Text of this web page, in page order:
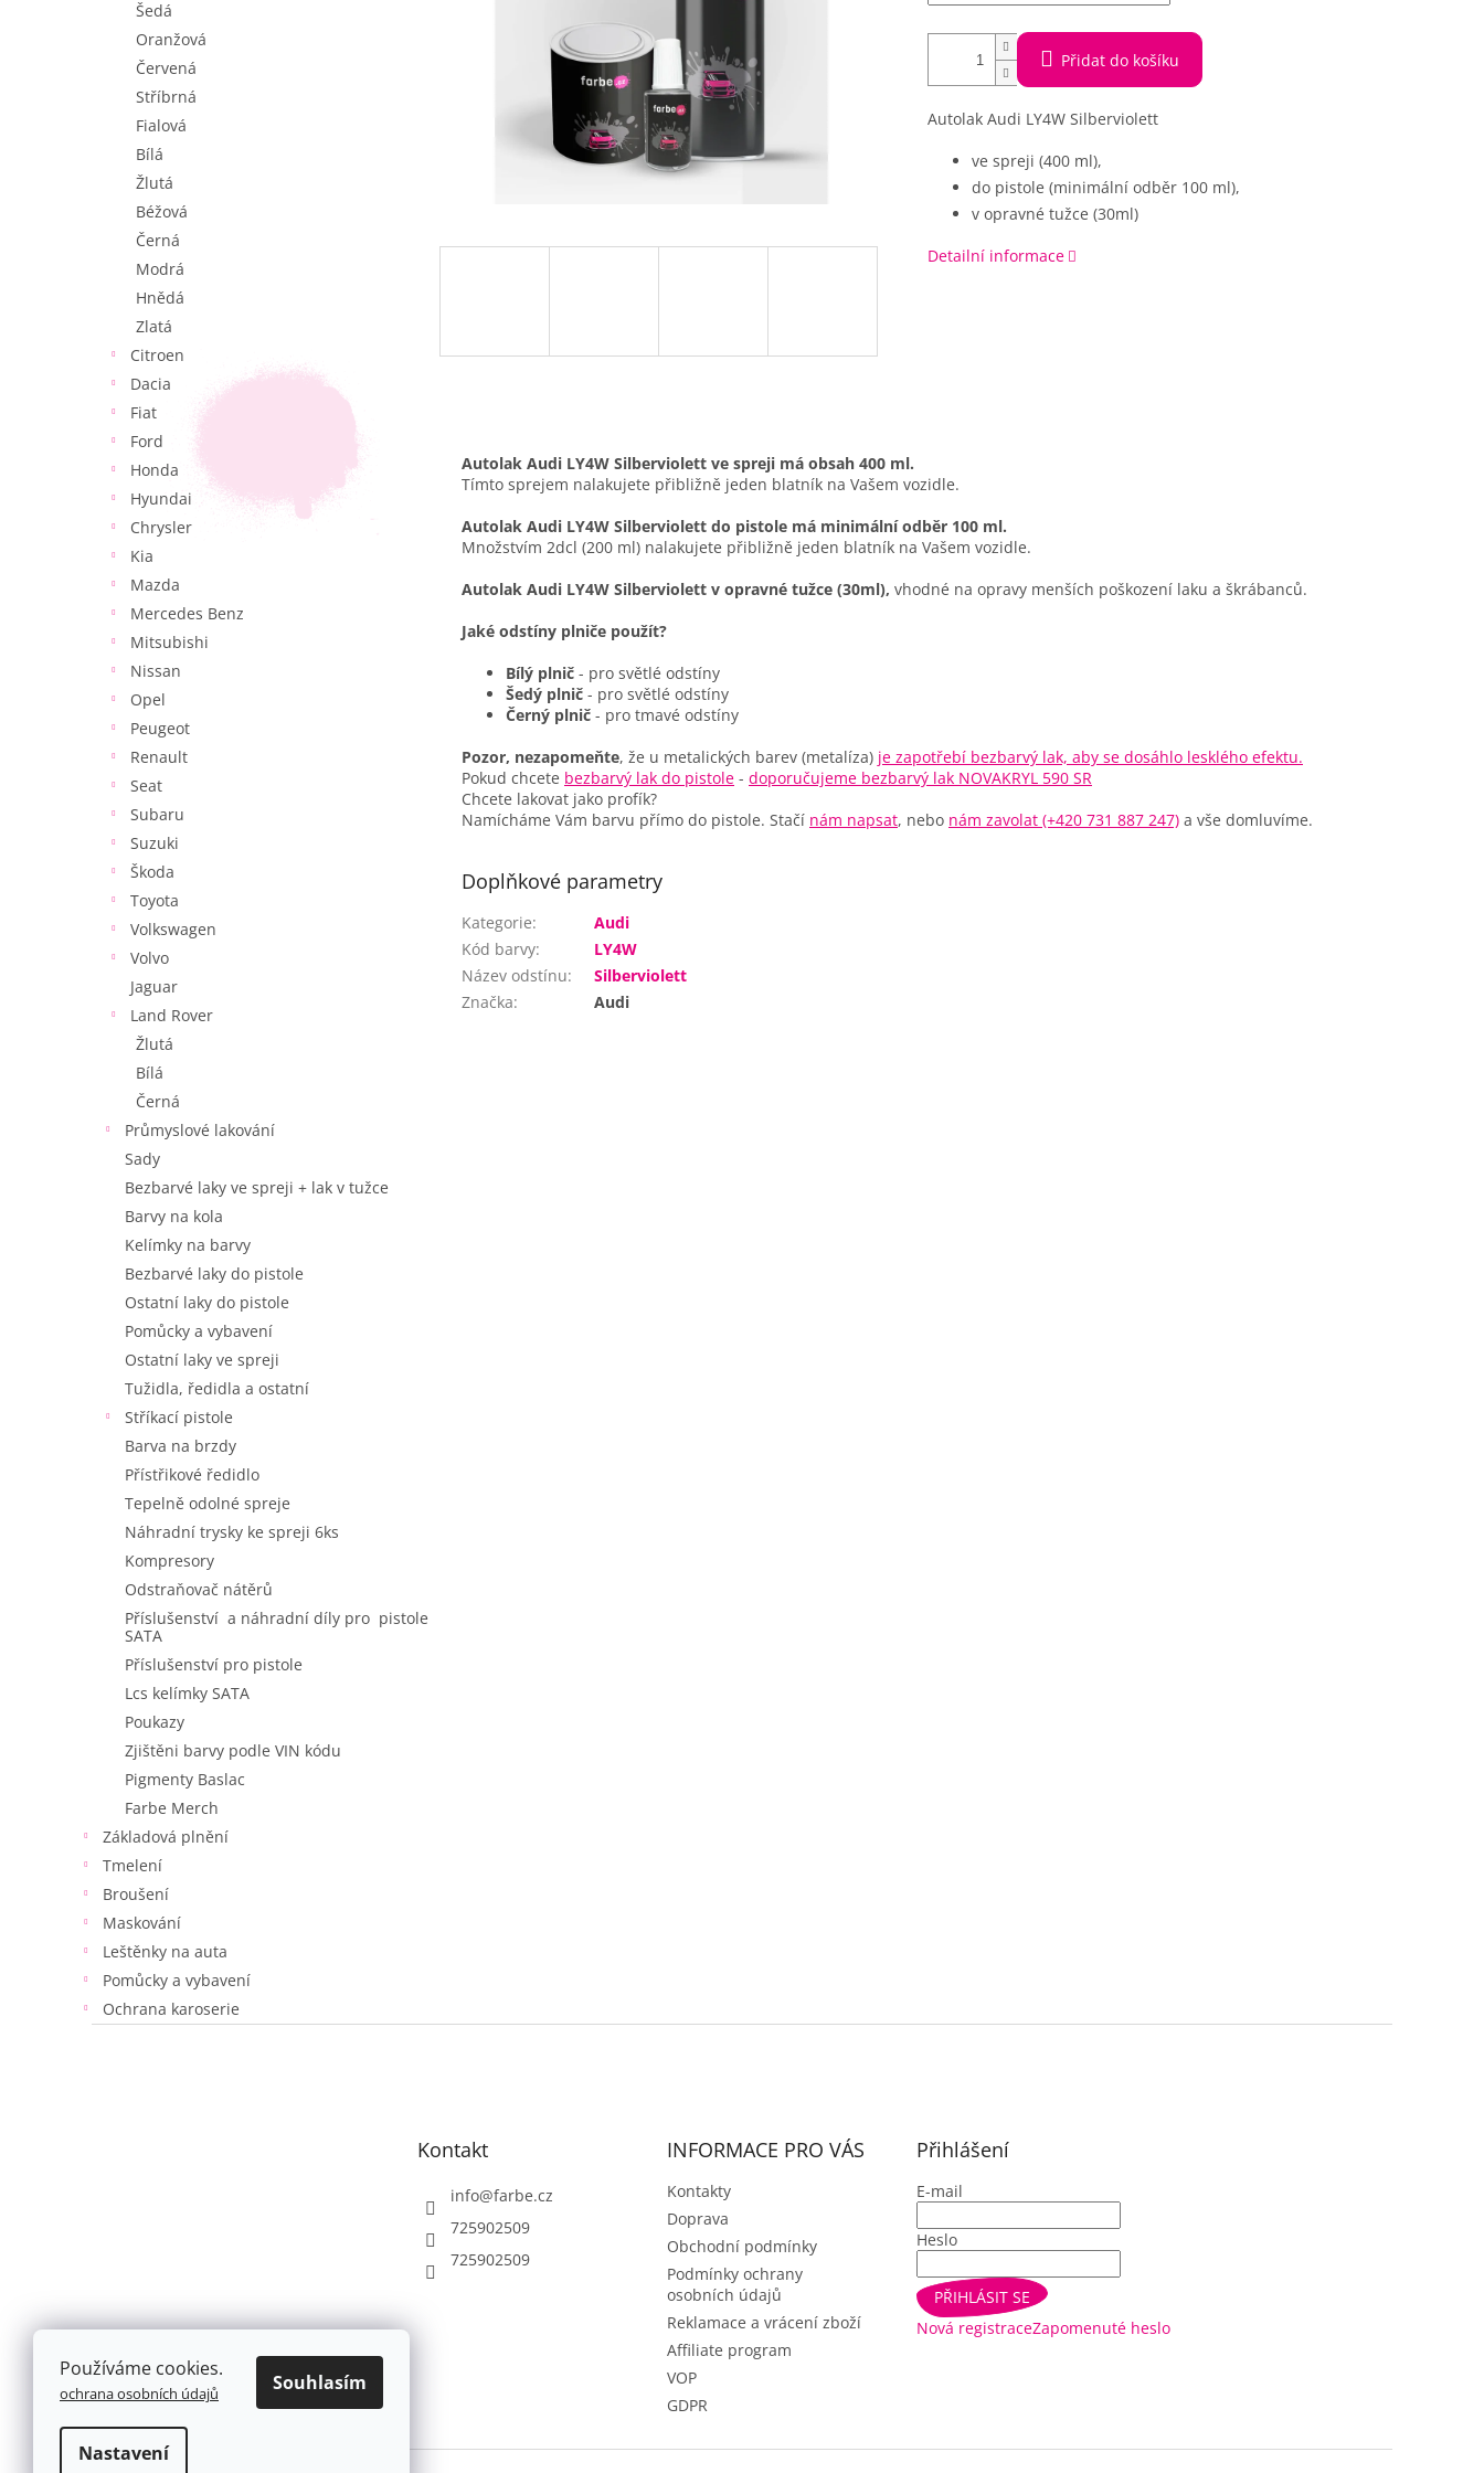
Používáme cookies.
ochrana osobních údajů
Nastavení
Souhlasím
Šedá
Oranžová
Červená
Stříbrná
Fialová
Bílá
Žlutá
Béžová
Černá
Modrá
Hnědá
Zlatá
Citroen
Dacia
Fiat
Ford
Honda
Hyundai
Chrysler
Kia
Mazda
Mercedes Benz
Mitsubishi
Nissan
Opel
Peugeot
Renault
Seat
Subaru
Suzuki
Škoda
Toyota
Volkswagen
Volvo
Jaguar
Land Rover
Žlutá
Bílá
Černá
Průmyslové lakování
Sady
Bezbarvé laky ve spreji + lak v tužce
Barvy na kola
Kelímky na barvy
Bezbarvé laky do pistole
Ostatní laky do pistole
Pomůcky a vybavení
Ostatní laky ve spreji
Tužidla, ředidla a ostatní
Stříkací pistole
Barva na brzdy
Přístřikové ředidlo
Tepelně odolné spreje
Náhradní trysky ke spreji 6ks
Kompresory
Odstraňovač nátěrů
Příslušenství a náhradní díly pro pistole
SATA
Příslušenství pro pistole
Lcs kelímky SATA
Poukazy
Zjištěni barvy podle VIN kódu
Pigmenty Baslac
Farbe Merch
Základová plnění
Tmelení
Broušení
Maskování
Leštěnky na auta
Pomůcky a vybavení
Ochrana karoserie
Přidat do košíku
Autolak Audi LY4W Silberviolett
ve spreji (400 ml),
do pistole (minimální odběr 100 ml),
v opravné tužce (30ml)
Detailní informace
Autolak Audi LY4W Silberviolett ve spreji má obsah 400 ml.
Tímto sprejem nalakujete přibližně jeden blatník na Vašem vozidle.
Autolak Audi LY4W Silberviolett do pistole má minimální odběr 100 ml.
Množstvím 2dcl (200 ml) nalakujete přibližně jeden blatník na Vašem vozidle.
Autolak Audi LY4W Silberviolett v opravné tužce (30ml), vhodné na opravy menších poškození laku a škrábanců.
Jaké odstíny plniče použít?
Bílý plnič - pro světlé odstíny
Šedý plnič - pro světlé odstíny
Černý plnič - pro tmavé odstíny
Pozor, nezapomeňte, že u metalických barev (metalíza) je zapotřebí bezbarvý lak, aby se dosáhlo lesklého efektu.
Pokud chcete bezbarvý lak do pistole - doporučujeme bezbarvý lak NOVAKRYL 590 SR
Chcete lakovat jako profík?
Namícháme Vám barvu přímo do pistole. Stačí nám napsat, nebo nám zavolat (+420 731 887 247) a vše domluvíme.
Doplňkové parametry
Kategorie:
Audi
Kód barvy:
LY4W
Název odstínu:
Silberviolett
Značka: Audi
Kontakt
info@farbe.cz
725902509
725902509
INFORMACE PRO VÁS
Kontakty
Doprava
Obchodní podmínky
Podmínky ochrany
osobních údajů
Reklamace a vrácení zboží
Affiliate program
VOP
GDPR
Přihlášení
E-mail
Heslo
PŘIHLÁSIT SE
Nová registraceZapomenuté heslo